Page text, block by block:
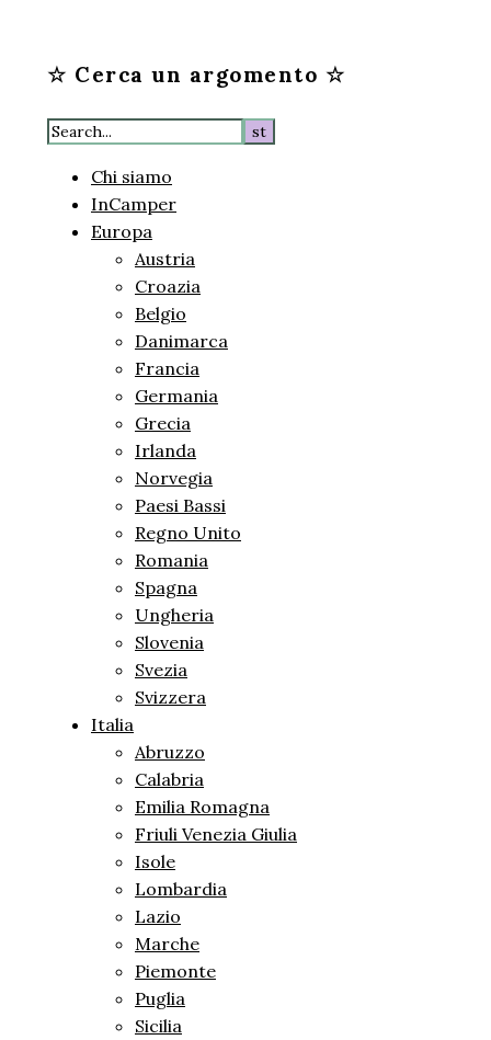
☆ Cerca un argomento ☆
Chi siamo
InCamper
Europa
Austria
Croazia
Belgio
Danimarca
Francia
Germania
Grecia
Irlanda
Norvegia
Paesi Bassi
Regno Unito
Romania
Spagna
Ungheria
Slovenia
Svezia
Svizzera
Italia
Abruzzo
Calabria
Emilia Romagna
Friuli Venezia Giulia
Isole
Lombardia
Lazio
Marche
Piemonte
Puglia
Sicilia